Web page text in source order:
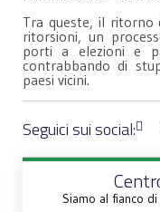
Tra queste, il ritorno
ritorsioni, un
porti a elezioni e
contrabbando di
paesi vicini.
Seguici sui social:
Siamo al fianco